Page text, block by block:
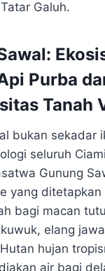
Galuh.
Purba
Tanah
bukan sekadar
seluruh
Gunung
yang ditetapkan
bagi macan
elang
hujan
air bagi